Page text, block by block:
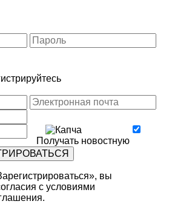
Получать новостную
вы
с условиями
.